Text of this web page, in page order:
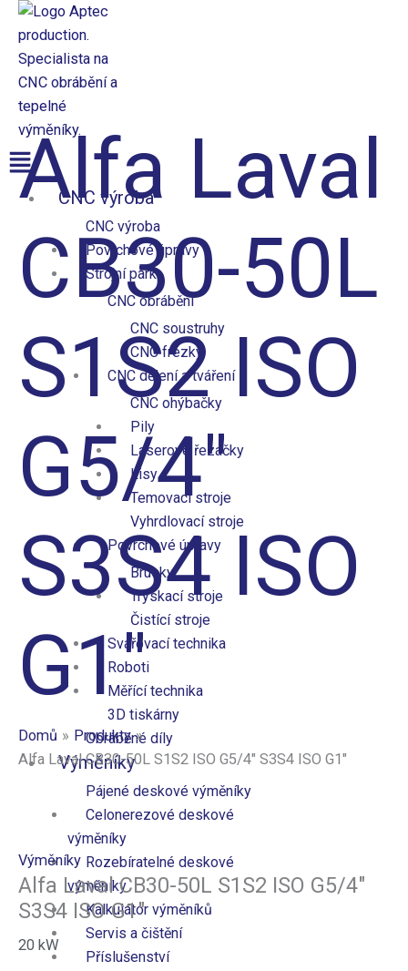
Přeskočit
obsah
Aptec production
Nabídka
CNC výroba
CNC výroba
Povrchové úpravy
Strojní park
CNC obrábění
CNC soustruhy
CNC frézky
CNC dělení a tváření
CNC ohýbačky
Pily
Laserové řezačky
Lisy
Temovací stroje
Vyhrdlovací stroje
Povrchové úpravy
Brusky
Tryskací stroje
Čistící stroje
Svařovací technika
Roboti
Měřící technika
3D tiskárny
Obráběné díly
Výměníky
Pájené deskové výměníky
Celonerezové deskové​
výměníky
Rozebíratelné deskové
výměníky
Kalkulátor výměníků
Servis a čištění
Příslušenství
Alfa Laval
CB30-50L
S1S2 ISO
G5/4″
S3S4 ISO
G1″
Domů
Produkty
Alfa Laval CB30-50L S1S2 ISO G5/4″ S3S4 ISO G1″
Výměníky
Alfa Laval CB30-50L S1S2 ISO G5/4″
S3S4 ISO G1″
20 kW